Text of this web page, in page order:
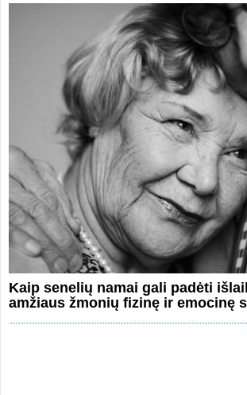
Kaip senelių namai gali padėti
amžiaus žmonių fizinę ir emocinę